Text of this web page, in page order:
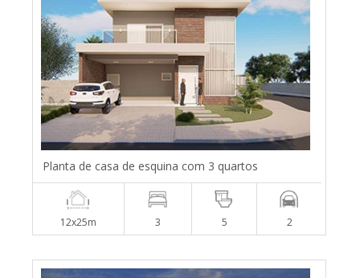
Planta de casa de esquina com 3 quartos
12x25m 3 5 2